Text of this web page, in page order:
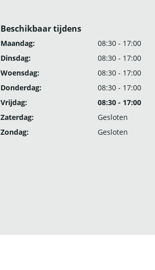
Beschikbaar tijdens
Maandag:
08:30 - 17:00
Dinsdag:
08:30 - 17:00
Woensdag:
08:30 - 17:00
Donderdag:
08:30 - 17:00
Vrijdag:
08:30 - 17:00
Zaterdag:
Gesloten
Zondag:
Gesloten